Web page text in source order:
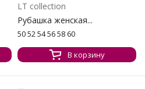
LT collection
Рубашка женская...
50 52 54 56 58 60
В корзину